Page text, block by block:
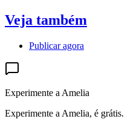
Veja também
Publicar agora
Experimente a Amelia
Experimente a Amelia, é